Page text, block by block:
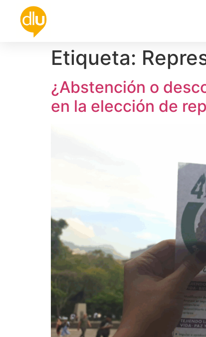
Etiqueta:
¿Abstención o
en la elección de